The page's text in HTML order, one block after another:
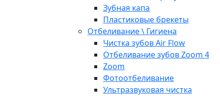
Зубная капа
Пластиковые брекеты
Отбеливание \ Гигиена
Чистка зубов Air Flow
Отбеливание зубов Zoom 4
Zoom
Фотоотбеливание
Ультразвуковая чистка